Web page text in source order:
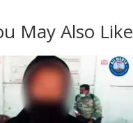
May Also Like